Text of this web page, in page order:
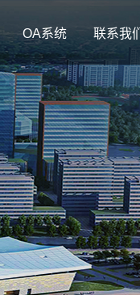
OA系统 联系我们